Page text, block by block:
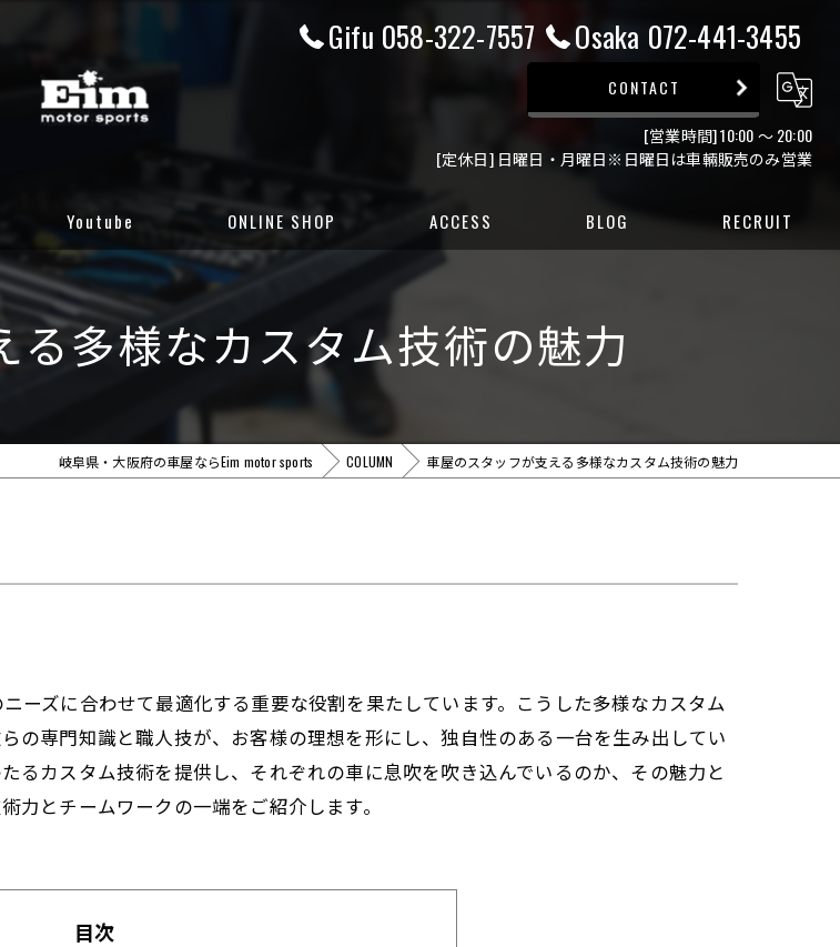
Gifu 058-322-7557 Osaka 072-441-3455
CONTACT
[営業時間] 10:00 ～ 20:00
[定休日] 日曜日・月曜日※日曜日は車輛販売のみ営業
Youtube ONLINE SHOP
岐阜店グーネット
大阪店カーセンサー
大阪店グーネット
ACCESS BLOG RECRUIT
多様なカスタム技術の魅力
岐阜県・大阪府の車屋ならEim motor sports COLUMN 車屋のスタッフが支える多様なカスタム技術の魅力
ーズに合わせて最適化する重要な役割を果たしています。こうした多様なカスタム
の専門知識と職人技が、お客様の理想を形にし、独自性のある一台を生み出してい
るカスタム技術を提供し、それぞれの車に息吹を吹き込んでいるのか、その魅力と
力とチームワークの一端をご紹介します。
目次